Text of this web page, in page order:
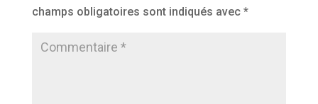
champs obligatoires sont indiqués avec *